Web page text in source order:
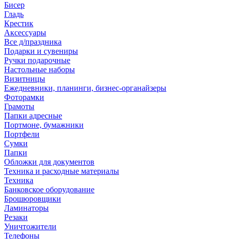
Бисер
Гладь
Крестик
Аксессуары
Все д/праздника
Подарки и сувениры
Ручки подарочные
Настольные наборы
Визитницы
Ежедневники, планинги, бизнес-органайзеры
Фоторамки
Грамоты
Папки адресные
Портмоне, бумажники
Портфели
Сумки
Папки
Обложки для документов
Техника и расходные материалы
Техника
Банковское оборудование
Брошюровщики
Ламинаторы
Резаки
Уничтожители
Телефоны